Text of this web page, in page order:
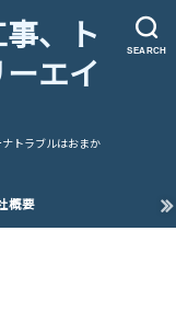
SEARCH
、ト
エイ
トラブルはおまか
概要